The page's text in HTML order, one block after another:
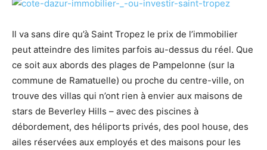
Il va sans dire qu’à Saint Tropez le prix de l’immobilier
peut atteindre des limites parfois au-dessus du réel. Que
ce soit aux abords des plages de Pampelonne (sur la
commune de Ramatuelle) ou proche du centre-ville, on
trouve des villas qui n’ont rien à envier aux maisons de
stars de Beverley Hills – avec des piscines à
débordement, des héliports privés, des pool house, des
ailes réservées aux employés et des maisons pour les